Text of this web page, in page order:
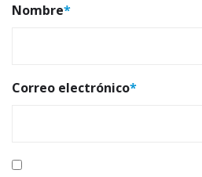
Nombre*
Correo electrónico*